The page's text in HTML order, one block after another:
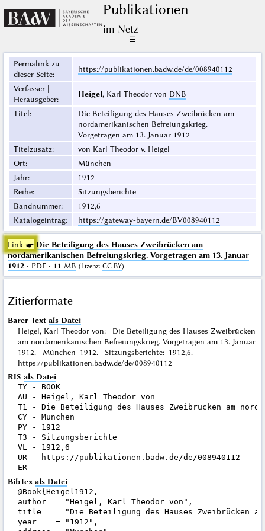
Publikationen
im Netz
☰
Permalink zu
dieser Seite:
https://publikationen.badw.de/de/008940112
Verfasser |
Herausgeber:
Heigel, Karl Theodor von DNB
Titel:
Die Beteiligung des Hauses Zweibrücken am
nordamerikanischen Befreiungskrieg.
Vorgetragen am 13. Januar 1912
Titelzusatz:
von Karl Theodor v. Heigel
Ort:
München
Jahr:
1912
Reihe:
Sitzungsberichte
Bandnummer:
1912,6
Katalogeintrag: https://gateway-bayern.de/BV008940112
Link ☛ Die Beteiligung des Hauses Zweibrücken am
nordamerikanischen Befreiungskrieg. Vorgetragen am 13. Januar
1912· PDF · 11 MB (Lizenz: CC BY)
Zitierformate
Barer Text als Datei
Heigel, Karl Theodor von: Die Beteiligung des Hauses Zweibrücken
am nordamerikanischen Befreiungskrieg. Vorgetragen am 13. Januar
1912. München 1912. Sitzungsberichte: 1912,6.
https://publikationen.badw.de/de/008940112
RIS als Datei
TY - BOOK
AU - Heigel, Karl Theodor von
T1 - Die Beteiligung des Hauses Zweibrücken am
CY - München
PY - 1912
T3 - Sitzungsberichte
VL - 1912,6
UR - https://publikationen.badw.de/de/008940112
BibTex als Datei
@Book{Heigel1912,
author  = "Heigel, Karl Theodor von",
title   = "Die Beteiligung des Hauses Zweibrücken
year    = "1912",